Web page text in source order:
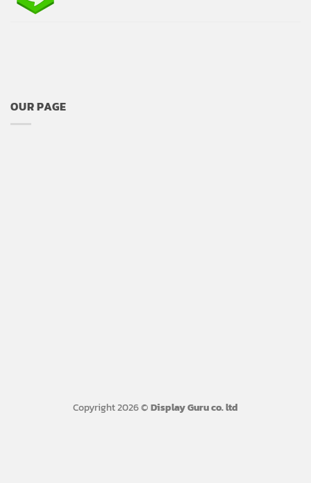
OUR PAGE
Copyright 2026 ©Display Guru co. ltd